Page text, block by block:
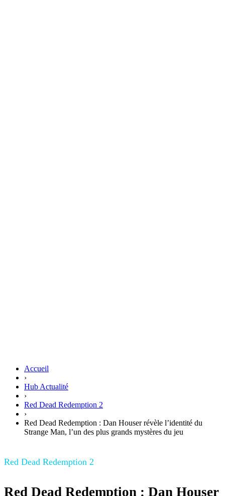
Accueil
›
Hub Actualité
›
Red Dead Redemption 2
›
Red Dead Redemption : Dan Houser révèle l’identité du
Strange Man, l’un des plus grands mystères du jeu
Red Dead Redemption 2
Red Dead Redemption : Dan Houser